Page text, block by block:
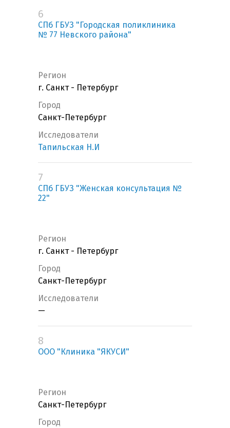
6
СПб ГБУЗ "Городская поликлиника
№ 77 Невского района"
Регион
г. Санкт - Петербург
Город
Санкт-Петербург
Исследователи
Тапильская Н.И
7
СПб ГБУЗ "Женская консультация №
22"
Регион
г. Санкт - Петербург
Город
Санкт-Петербург
Исследователи
—
8
ООО "Клиника "ЯКУСИ"
Регион
Санкт-Петербург
Город